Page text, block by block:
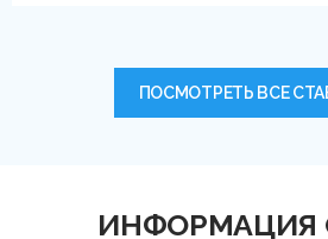
ПОСМОТРЕТЬ ВСЕ
ИНФОРМАЦИЯ